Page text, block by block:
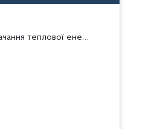
води та відповідальність щодо дотримання їх відповідності